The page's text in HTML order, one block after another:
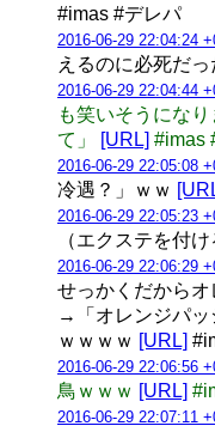
#imas #デレパ
2016-06-29 22:04:24
えるのに必死だっ
2016-06-29 22:04:44
も笑いそうにな
て」
[URL] #imas
2016-06-29 22:05:08
冷遇？」ｗｗ
2016-06-29 22:05:23
（エクステを付け
2016-06-29 22:06:29
せっかくだからオ
→「オレンジパッ
ｗｗｗｗ [URL]
2016-06-29 22:06:56
鳥ｗｗｗ [URL]
2016-06-29 22:07:11